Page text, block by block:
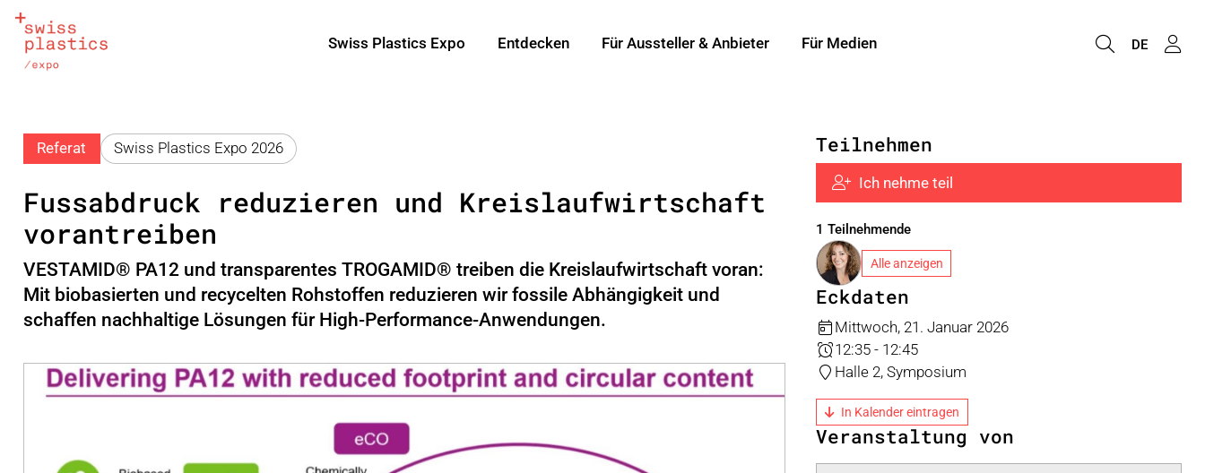
Swiss Plastics Expo Entdecken Für Aussteller & Anbieter Für Medien DE
Referat Swiss Plastics Expo 2026
Fussabdruck reduzieren und Kreislaufwirtschaft
vorantreiben
VESTAMID® PA12 und transparentes TROGAMID® treiben die Kreislaufwirtschaft voran:
Mit biobasierten und recycelten Rohstoffen reduzieren wir fossile Abhängigkeit und
schaffen nachhaltige Lösungen für High-Performance-Anwendungen.
Teilnehmen
Ich nehme teil
1 Teilnehmende
Alle anzeigen
Eckdaten
Mittwoch, 21. Januar 2026
12:35 - 12:45
Halle 2, Symposium
In Kalender eintragen
Veranstaltung von